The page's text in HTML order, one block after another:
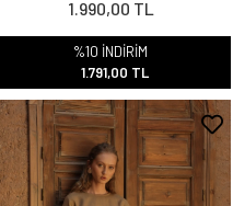
1.990,00 TL
%10 İNDİRİM
1.791,00 TL